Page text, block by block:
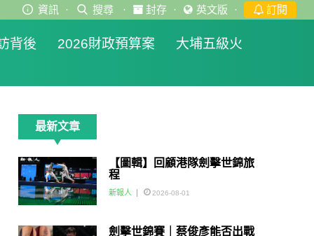
資訊 · 搜尋 · 封存 · 英文版 · 訂閱
背後 2026財政預算案
大埔五級火
最新文章
【圖輯】回顧港隊劍擊世錦旅
程
新報人 2026-08-01
劍擊世錦賽｜蔡俊彥能否出戰